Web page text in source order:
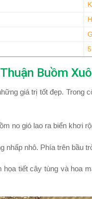
Buồm
giá trị tốt đẹp. Trong
no gió lao ra biển khơi
nhấp nhô. Phía trên bầu
tiết cây tùng và hoa